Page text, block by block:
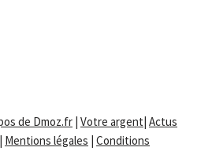
de Dmoz.fr | Votre argent| Actus
| Mentions légales | Conditions